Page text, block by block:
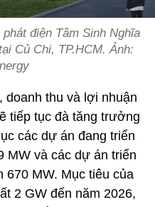
điện Tâm Sinh Nghĩa
Củ Chi, TP.HCM. Ảnh:
doanh thu và lợi nhuận
tiếp tục đà tăng trưởng
các dự án đang triển
MW và các dự án triển
670 MW. Mục tiêu của
2 GW đến năm 2026,